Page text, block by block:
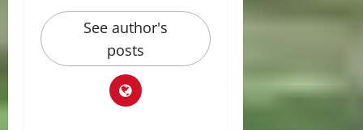
See author's
posts